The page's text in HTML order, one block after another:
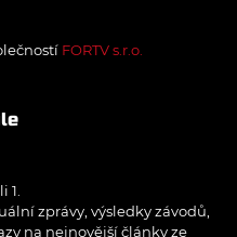
FORTV s.r.o.
1.
zprávy, výsledky závodů,
na nejnovější články ze